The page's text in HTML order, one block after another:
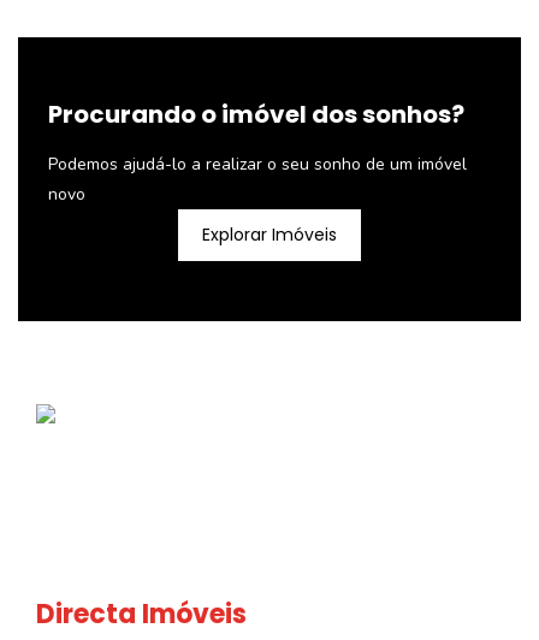
Procurando o imóvel dos sonhos?
Podemos ajudá-lo a realizar o seu sonho de um imóvel
novo
Explorar Imóveis
Directa Imóveis